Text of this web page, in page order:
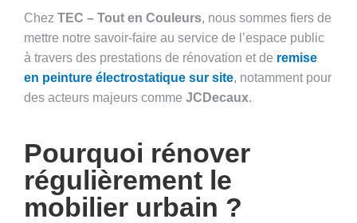
Chez TEC – Tout en Couleurs, nous sommes fiers de
mettre notre savoir-faire au service de l’espace public
à travers des prestations de rénovation et de remise
en peinture électrostatique sur site, notamment pour
des acteurs majeurs comme JCDecaux.
Pourquoi rénover
régulièrement le
mobilier urbain ?